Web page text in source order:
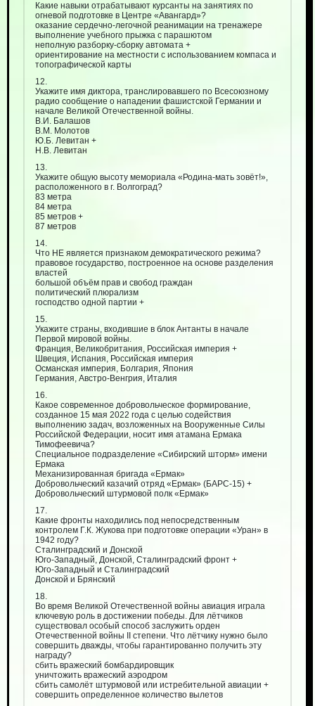
Какие навыки отрабатывают курсанты на занятиях по
огневой подготовке в Центре «Авангард»?
оказание сердечно-легочной реанимации на тренажере
выполнение учебного прыжка с парашютом
неполную разборку-сборку автомата +
ориентирование на местности с использованием компаса и
топографической карты
12.
Укажите имя диктора, транслировавшего по Всесоюзному
радио сообщение о нападении фашистской Германии и
начале Великой Отечественной войны.
В.И. Балашов
В.М. Молотов
Ю.Б. Левитан +
Н.В. Левитан
13.
Укажите общую высоту мемориала «Родина-мать зовёт!»,
расположенного в г. Волгоград?
83 метра
84 метра
85 метров +
87 метров
14.
Что НЕ является признаком демократического режима?
правовое государство, построенное на основе разделения
властей
большой объём прав и свобод граждан
политический плюрализм
господство одной партии +
15.
Укажите страны, входившие в блок Антанты в начале
Первой мировой войны.
Франция, Великобритания, Российская империя +
Швеция, Испания, Российская империя
Османская империя, Болгария, Япония
Германия, Австро-Венгрия, Италия
16.
Какое современное добровольческое формирование,
созданное 15 мая 2022 года с целью содействия
выполнению задач, возложенных на Вооруженные Силы
Российской Федерации, носит имя атамана Ермака
Тимофеевича?
Специальное подразделение «Сибирский шторм» имени
Ермака
Механизированная бригада «Ермак»
Добровольческий казачий отряд «Ермак» (БАРС-15) +
Добровольческий штурмовой полк «Ермак»
17.
Какие фронты находились под непосредственным
контролем Г.К. Жукова при подготовке операции «Уран» в
1942 году?
Сталинградский и Донской
Юго-Западный, Донской, Сталинградский фронт +
Юго-Западный и Сталинградский
Донской и Брянский
18.
Во время Великой Отечественной войны авиация играла
ключевую роль в достижении победы. Для лётчиков
существовал особый способ заслужить орден
Отечественной войны II степени. Что лётчику нужно было
совершить дважды, чтобы гарантированно получить эту
награду?
сбить вражеский бомбардировщик
уничтожить вражеский аэродром
сбить самолёт штурмовой или истребительной авиации +
совершить определенное количество вылетов